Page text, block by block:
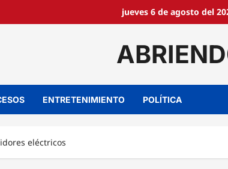
jueves 6 de agosto del
ENTRETENIMIENTO POLÍTICA
eléctricos